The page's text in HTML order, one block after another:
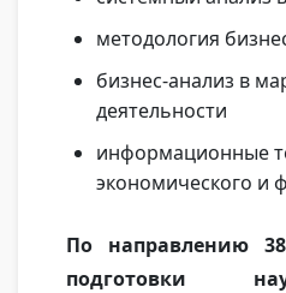
методология
бизнес-анализ в
деятельности
информационные
экономического и
По направлению
подготовки